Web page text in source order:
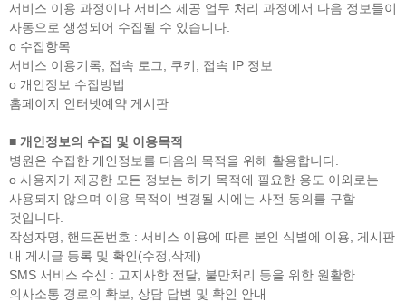
서비스 이용 과정이나 서비스 제공 업무 처리 과정에서 다음 정보들이
자동으로 생성되어 수집될 수 있습니다.
ο 수집항목
서비스 이용기록, 접속 로그, 쿠키, 접속 IP 정보
ο 개인정보 수집방법
홈페이지 인터넷예약 게시판
■ 개인정보의 수집 및 이용목적
병원은 수집한 개인정보를 다음의 목적을 위해 활용합니다.
ο 사용자가 제공한 모든 정보는 하기 목적에 필요한 용도 이외로는
사용되지 않으며 이용 목적이 변경될 시에는 사전 동의를 구할
것입니다.
작성자명, 핸드폰번호 : 서비스 이용에 따른 본인 식별에 이용, 게시판
내 게시글 등록 및 확인(수정,삭제)
SMS 서비스 수신 : 고지사항 전달, 불만처리 등을 위한 원활한
의사소통 경로의 확보, 상담 답변 및 확인 안내